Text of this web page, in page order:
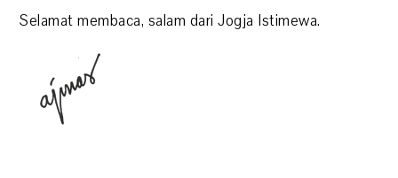
Selamat membaca, salam dari Jogja Istimewa.